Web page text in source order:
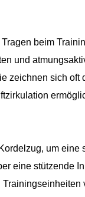
beim
und
zeichnen sich oft
um eine
eine stützende